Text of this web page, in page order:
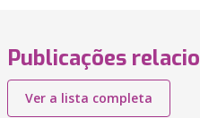
Publicações
Ver a lista completa